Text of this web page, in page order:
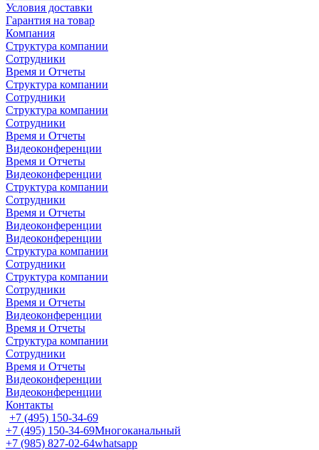
Условия доставки
Гарантия на товар
Компания
Структура компании
Сотрудники
Время и Отчеты
Структура компании
Сотрудники
Структура компании
Сотрудники
Время и Отчеты
Видеоконференции
Время и Отчеты
Видеоконференции
Структура компании
Сотрудники
Время и Отчеты
Видеоконференции
Видеоконференции
Структура компании
Сотрудники
Структура компании
Сотрудники
Время и Отчеты
Видеоконференции
Время и Отчеты
Структура компании
Сотрудники
Время и Отчеты
Видеоконференции
Видеоконференции
Контакты
+7 (495) 150-34-69
+7 (495) 150-34-69Многоканальный
+7 (985) 827-02-64whatsapp